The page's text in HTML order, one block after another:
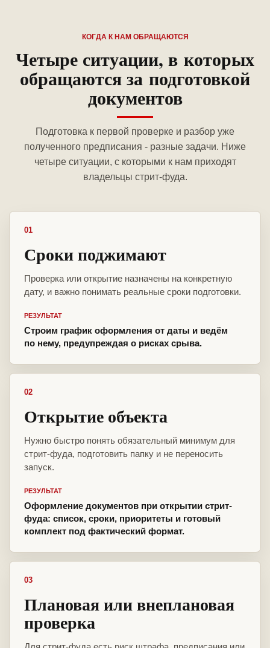
КОГДА К НАМ ОБРАЩАЮТСЯ
Четыре ситуации, в которых
обращаются за подготовкой
документов
Подготовка к первой проверке и разбор уже
полученного предписания - разные задачи. Ниже
четыре ситуации, с которыми к нам приходят
владельцы стрит-фуда.
01
Сроки поджимают
Проверка или открытие назначены на конкретную
дату, и важно понимать реальные сроки подготовки.
РЕЗУЛЬТАТ
Строим график оформления от даты и ведём
по нему, предупреждая о рисках срыва.
02
Открытие объекта
Нужно быстро понять обязательный минимум для
стрит-фуда, подготовить папку и не переносить
запуск.
РЕЗУЛЬТАТ
Оформление документов при открытии стрит-
фуда: список, сроки, приоритеты и готовый
комплект под фактический формат.
03
Плановая или внеплановая
проверка